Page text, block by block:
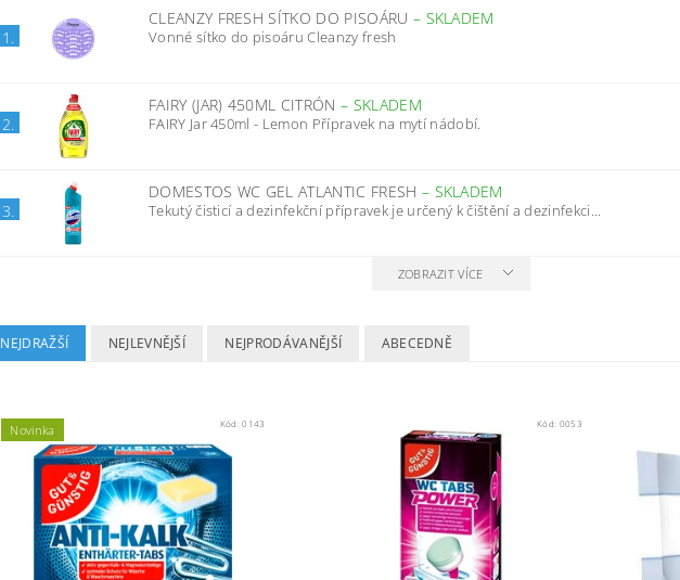
1.
CLEANZY FRESH SÍTKO DO PISOÁRU – SKLADEM
Vonné sítko do pisoáru Cleanzy fresh
2.
FAIRY (JAR) 450ML CITRÓN – SKLADEM
FAIRY Jar 450ml - Lemon Přípravek na mytí nádobí.
3.
DOMESTOS WC GEL ATLANTIC FRESH – SKLADEM
Tekutý čisticí a dezinfekční přípravek je určený k čištění a dezinfekci...
ZOBRAZIT VÍCE
NEJDRAŽŠÍ NEJLEVNĚJŠÍ NEJPRODÁVANĚJŠÍ ABECEDNĚ
Novinka Kód:0143 Kód: 0053